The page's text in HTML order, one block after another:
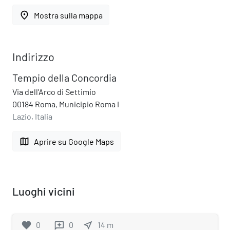
place Mostra sulla mappa
Indirizzo
Tempio della Concordia
Via dell'Arco di Settimio
00184 Roma, Municipio Roma I
Lazio, Italia
map Aprire su Google Maps
Luoghi vicini
favorite 0 reviews 0 near_me 14 m